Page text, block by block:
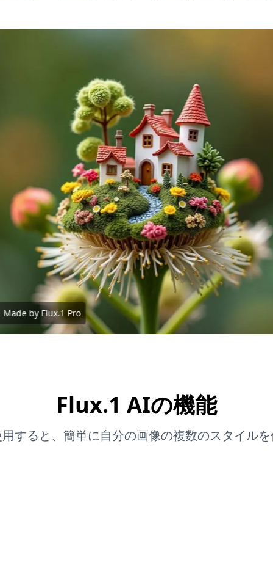
Made by Flux.1 Pro
Flux.1 AIの機能
すると、簡単に自分の画像の複数のスタイル